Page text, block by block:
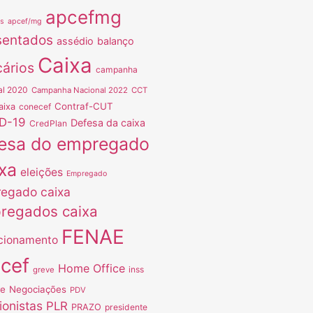
apcef/mg apcefmg
assédio balanço
Caixa campanha
2020 Campanha Nacional 2022 CCT
conecef Contraf-CUT
19 CredPlan Defesa da caixa
do empregado
eleições Empregado
caixa
caixa
FENAE
greve Home Office inss
Negociações PDV
PLR PRAZO presidente